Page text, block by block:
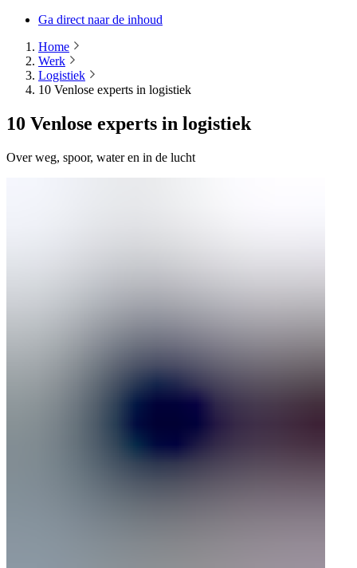
Ga direct naar de inhoud
Home
Werk
Logistiek
10 Venlose experts in logistiek
10 Venlose experts in logistiek
Over weg, spoor, water en in de lucht